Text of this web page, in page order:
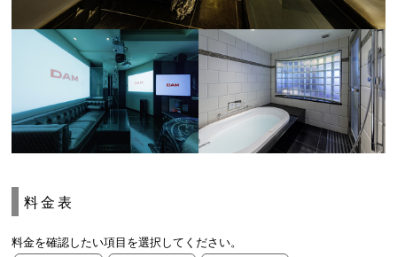
料金表
料金を確認したい項目を選択してください。